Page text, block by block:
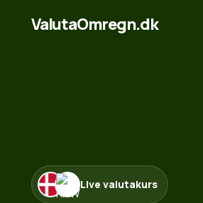
ValutaOmregn.dk
Live valutakurs